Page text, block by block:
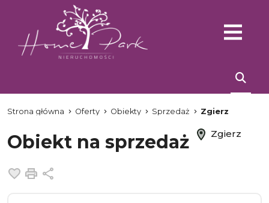
Strona główna Oferty Obiekty Sprzedaż Zgierz
Obiekt na sprzedaż Zgierz
Dodaj do ulubionych
Drukuj